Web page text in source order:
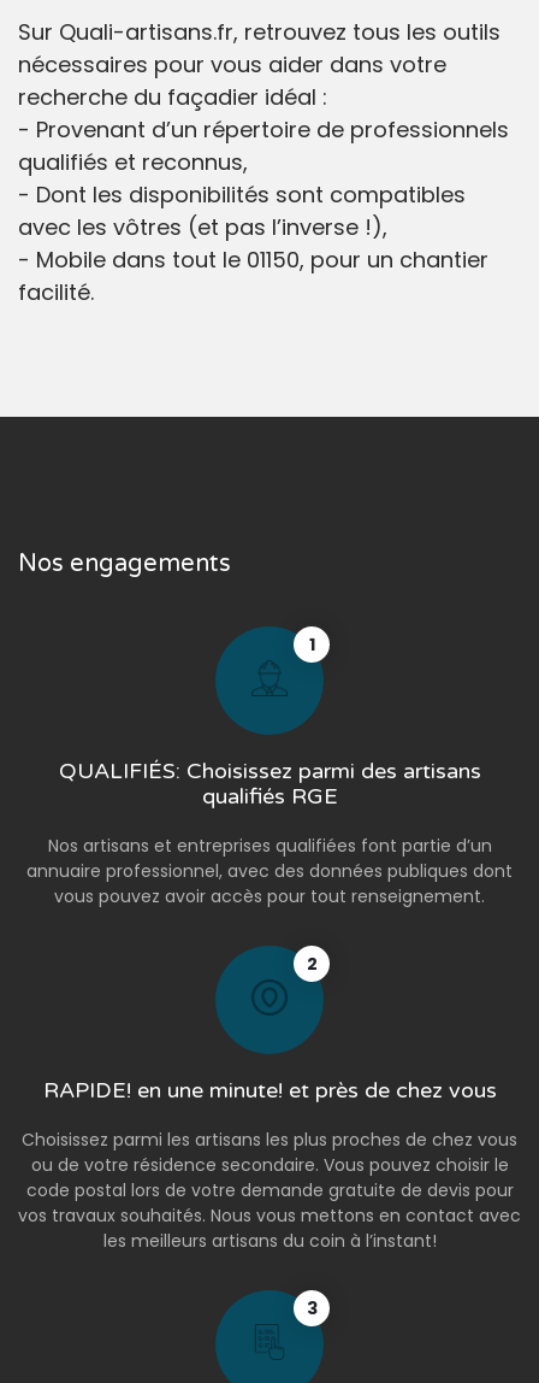
Sur Quali-artisans.fr, retrouvez tous les outils
nécessaires pour vous aider dans votre
recherche du façadier idéal :
- Provenant d’un répertoire de professionnels
qualifiés et reconnus,
- Dont les disponibilités sont compatibles
avec les vôtres (et pas l’inverse !),
- Mobile dans tout le 01150, pour un chantier
facilité.
Nos engagements
1
QUALIFIÉS: Choisissez parmi des artisans
qualifiés RGE
Nos artisans et entreprises qualifiées font partie d’un
annuaire professionnel, avec des données publiques dont
vous pouvez avoir accès pour tout renseignement.
2
RAPIDE! en une minute! et près de chez vous
Choisissez parmi les artisans les plus proches de chez vous
ou de votre résidence secondaire. Vous pouvez choisir le
code postal lors de votre demande gratuite de devis pour
vos travaux souhaités. Nous vous mettons en contact avec
les meilleurs artisans du coin à l’instant!
3